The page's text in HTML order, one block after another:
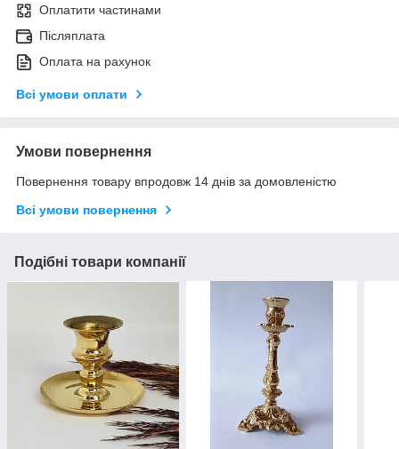
Оплатити частинами
Післяплата
Оплата на рахунок
Всі умови оплати
Умови повернення
Повернення товару впродовж 14 днів за домовленістю
Всі умови повернення
Подібні товари компанії